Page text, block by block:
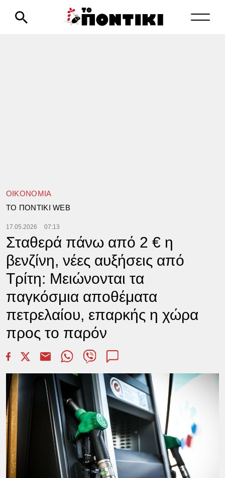
ΟΙΚΟΝΟΜΙΑ
TΟ ΠΟΝΤΙΚΙ WEB
17.05.2026 07:13
Σταθερά πάνω από 2 € η
βενζίνη, νέες αυξήσεις από
Τρίτη: Μειώνονται τα
παγκόσμια αποθέματα
πετρελαίου, επαρκής η χώρα
προς το παρόν